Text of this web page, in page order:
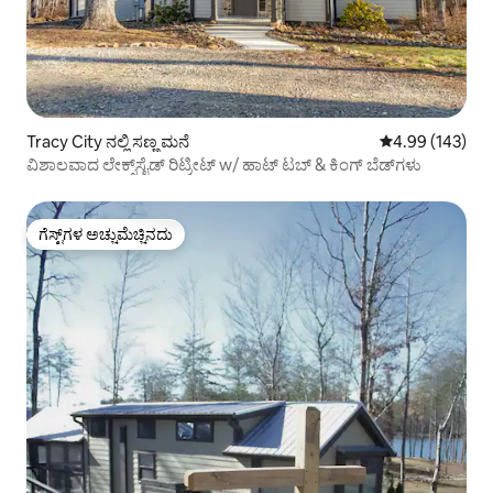
Tracy City ನಲ್ಲಿ ಸಣ್ಣ ಮನೆ 5 ರಲ್ಲಿ 4.99
4.99 (143)
ವಿಶಾಲವಾದ ಲೇಕ್ಸ್‌ಸೈಡ್ ರಿಟ್ರೀಟ್ w/ ಹಾಟ್ ಟಬ್ & ಕಿಂಗ್ ಬೆಡ್‌ಗಳು
ಗೆಸ್ಟ್‌ಗಳ ಅಚ್ಚುಮೆಚ್ಚಿನದು
ಗೆಸ್ಟ್‌ಗಳ ಅಚ್ಚುಮೆಚ್ಚಿನದು